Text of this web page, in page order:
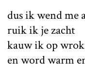
dus ik wend me
ruik ik je zacht
kauw ik op wrok
en word warm